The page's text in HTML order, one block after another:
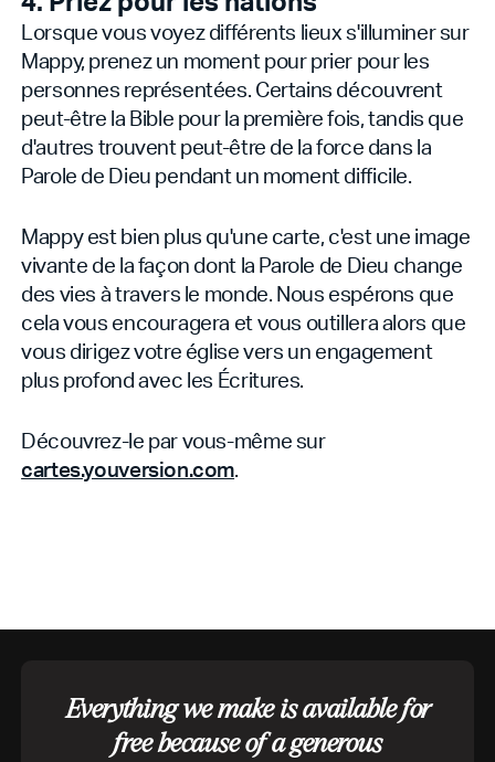
Lorsque vous voyez différents lieux s'illuminer sur
Mappy, prenez un moment pour prier pour les
personnes représentées. Certains découvrent
peut-être la Bible pour la première fois, tandis que
d'autres trouvent peut-être de la force dans la
Parole de Dieu pendant un moment difficile.
Mappy est bien plus qu'une carte, c'est une image
vivante de la façon dont la Parole de Dieu change
des vies à travers le monde. Nous espérons que
cela vous encouragera et vous outillera alors que
vous dirigez votre église vers un engagement
plus profond avec les Écritures.
Découvrez-le par vous-même sur
cartes.youversion.com.
Everything we make is available for
free because of a generous